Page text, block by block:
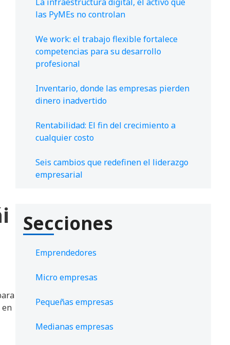
en
La infraestructura digital, el activo que
las PyMEs no controlan
We work: el trabajo flexible fortalece
competencias para su desarrollo
profesional
Inventario, donde las empresas pierden
dinero inadvertido
Rentabilidad: El fin del crecimiento a
cualquier costo
Seis cambios que redefinen el liderazgo
empresarial
Secciones
Emprendedores
Micro empresas
Pequeñas empresas
Medianas empresas